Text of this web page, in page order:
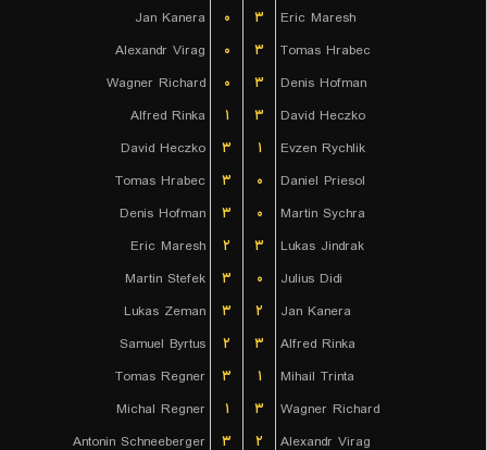
Jan Kanera ۰ ۳
Eric Maresh
Alexandr Virag
۰ ۳
Tomas Hrabec
Wagner Richard
۰ ۳
Denis Hofman
Alfred Rinka
۱ ۳
David Heczko
David Heczko
۳ ۱
Evzen Rychlik
Tomas Hrabec
۳ ۰
Daniel Priesol
Denis Hofman
۳ ۰
Martin Sychra
Eric Maresh
۲ ۳
Lukas Jindrak
Martin Stefek
۳ ۰
Julius Didi
Lukas Zeman
۳ ۲
Jan Kanera
Samuel Byrtus
۲ ۳
Alfred Rinka
Tomas Regner
۳ ۱
Mihail Trinta
Michal Regner
۱ ۳
Wagner Richard
Antonin Schneeberger
۳ ۲
Alexandr Virag